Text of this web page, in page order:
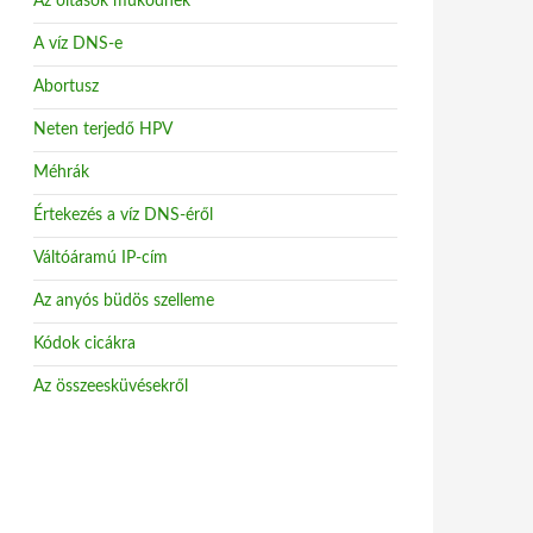
A víz DNS-e
Abortusz
Neten terjedő HPV
Méhrák
Értekezés a víz DNS-éről
Váltóáramú IP-cím
Az anyós büdös szelleme
Kódok cicákra
Az összeesküvésekről